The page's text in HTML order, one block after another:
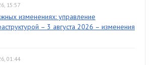
15:57
изменениях: управление
– 3 августа 2026 – изменения
01:44